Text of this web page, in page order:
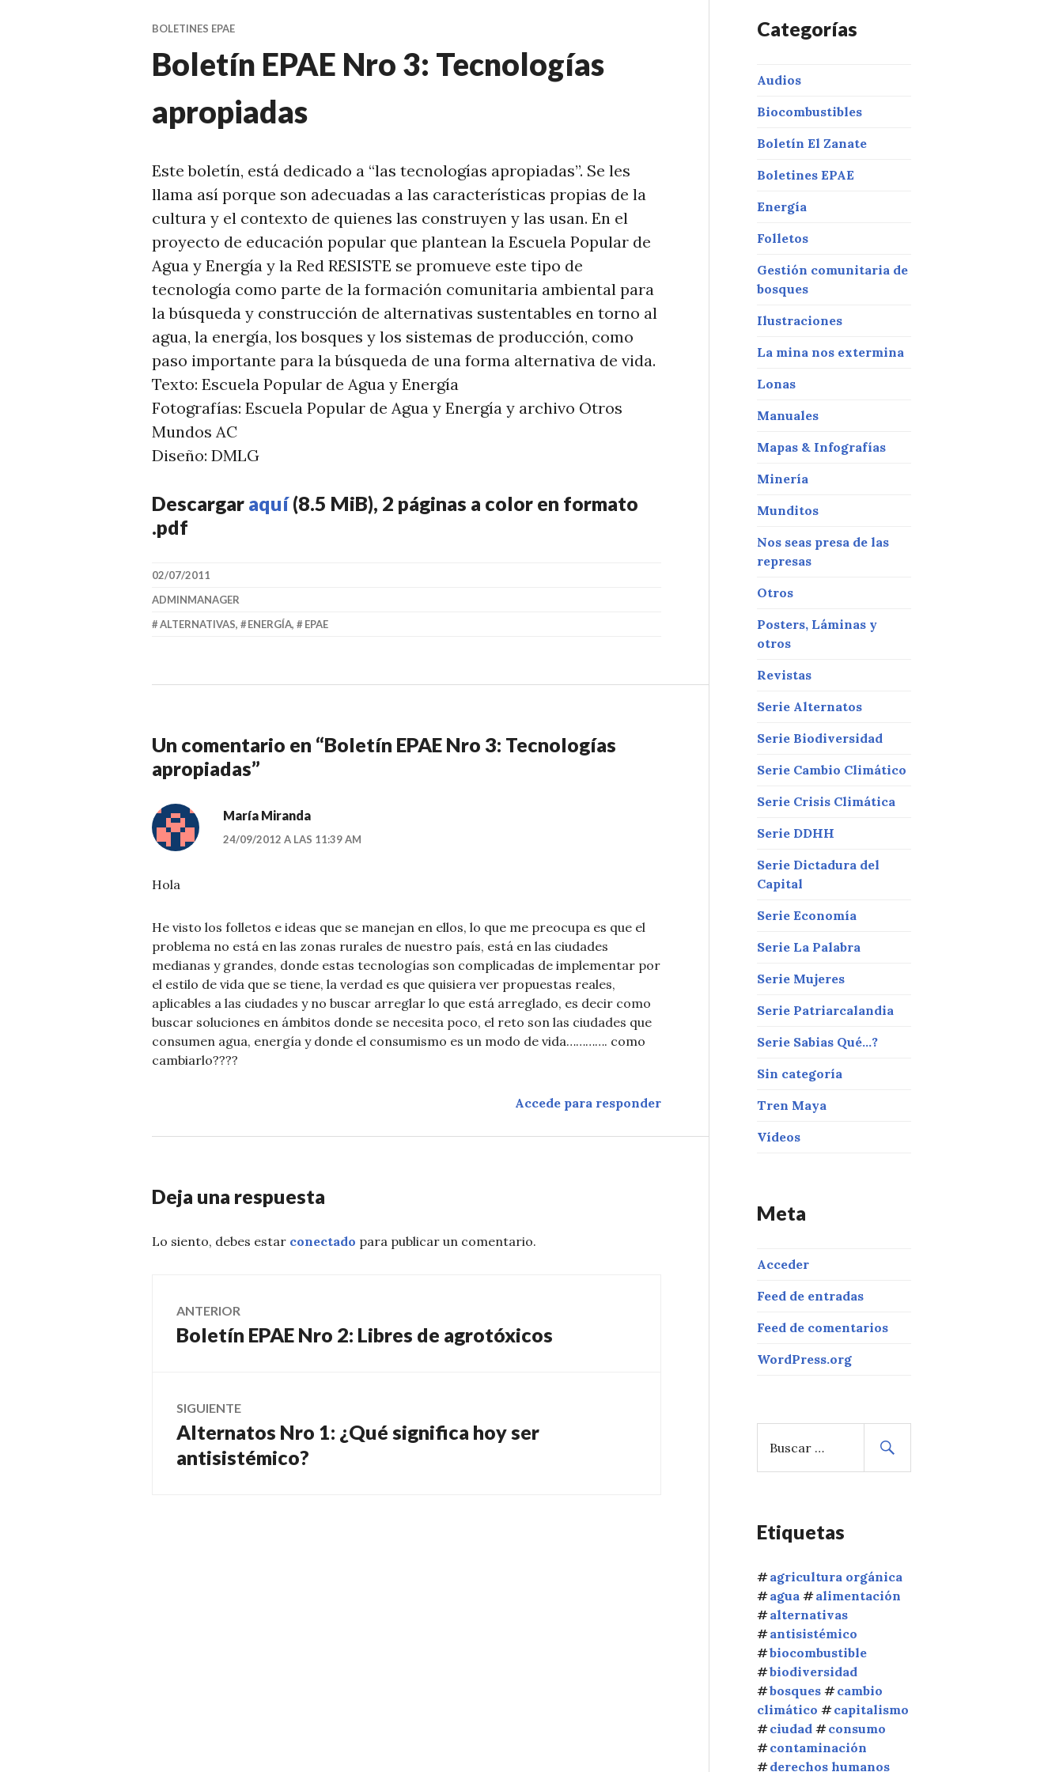
BOLETINES EPAE
Boletín EPAE Nro 3: Tecnologías
apropiadas
Este boletín, está dedicado a “las tecnologías apropiadas”. Se les
llama así porque son adecuadas a las características propias de la
cultura y el contexto de quienes las construyen y las usan. En el
proyecto de educación popular que plantean la Escuela Popular de
Agua y Energía y la Red RESISTE se promueve este tipo de
tecnología como parte de la formación comunitaria ambiental para
la búsqueda y construcción de alternativas sustentables en torno al
agua, la energía, los bosques y los sistemas de producción, como
paso importante para la búsqueda de una forma alternativa de vida.
Texto: Escuela Popular de Agua y Energía
Fotografías: Escuela Popular de Agua y Energía y archivo Otros
Mundos AC
Diseño: DMLG
Descargar aquí(8.5 MiB), 2 páginas a color en formato
.pdf
02/07/2011
ADMINMANAGER
ALTERNATIVAS, ENERGÍA, EPAE
Un comentario en “Boletín EPAE Nro 3: Tecnologías
apropiadas”
María Miranda
24/09/2012 A LAS 11:39 AM
Hola
He visto los folletos e ideas que se manejan en ellos, lo que me preocupa es que el
problema no está en las zonas rurales de nuestro país, está en las ciudades
medianas y grandes, donde estas tecnologías son complicadas de implementar por
el estilo de vida que se tiene, la verdad es que quisiera ver propuestas reales,
aplicables a las ciudades y no buscar arreglar lo que está arreglado, es decir como
buscar soluciones en ámbitos donde se necesita poco, el reto son las ciudades que
consumen agua, energía y donde el consumismo es un modo de vida…………. como
cambiarlo????
Accede para responder
Deja una respuesta
Lo siento, debes estar conectado para publicar un comentario.
Navegación
de
ANTERIOR
Entrada
Boletín EPAE Nro 2: Libres de agrotóxicos
SIGUIENTE
Entrada
siguiente:
Alternatos Nro 1: ¿Qué significa hoy ser
antisistémico?
Categorías
Audios
Biocombustibles
Boletín El Zanate
Boletines EPAE
Energía
Folletos
Gestión comunitaria de
bosques
Ilustraciones
La mina nos extermina
Lonas
Manuales
Mapas & Infografías
Minería
Munditos
Nos seas presa de las
represas
Otros
Posters, Láminas y
otros
Revistas
Serie Alternatos
Serie Biodiversidad
Serie Cambio Climático
Serie Crisis Climática
Serie DDHH
Serie Dictadura del
Capital
Serie Economía
Serie La Palabra
Serie Mujeres
Serie Patriarcalandia
Serie Sabias Qué…?
Sin categoría
Tren Maya
Vídeos
Meta
Acceder
Feed de entradas
Feed de comentarios
WordPress.org
s
r
Etiquetas
agricultura orgánica
agua
alimentación
alternativas
antisistémico
biocombustible
biodiversidad
bosques
cambio
climático
capitalismo
ciudad
consumo
contaminación
derechos humanos